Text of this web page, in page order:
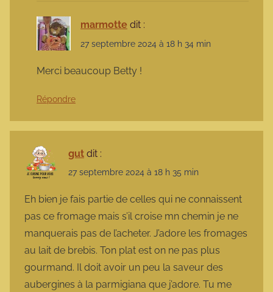
marmotte dit :
27 septembre 2024 à 18 h 34 min
Merci beaucoup Betty !
Répondre
gut dit :
27 septembre 2024 à 18 h 35 min
Eh bien je fais partie de celles qui ne connaissent
pas ce fromage mais s’il croise mn chemin je ne
manquerais pas de l’acheter. J’adore les fromages
au lait de brebis. Ton plat est on ne pas plus
gourmand. Il doit avoir un peu la saveur des
aubergines à la parmigiana que j’adore. Tu me